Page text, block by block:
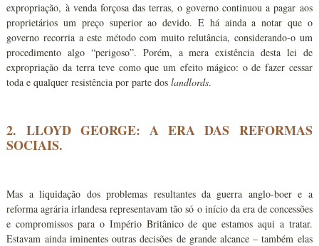
expropriação, à venda forçosa das terras, o governo continuou a pagar aos
proprietários um preço superior ao devido. E há ainda a notar que o
governo recorria a este método com muito relutância, considerando-o um
procedimento algo “perigoso”. Porém, a mera existência desta lei de
expropriação da terra teve como que um efeito mágico: o de fazer cessar
toda e qualquer resistência por parte doslandlords.
2. LLOYD GEORGE: A ERA DAS REFORMAS
SOCIAIS.
Mas a liquidação dos problemas resultantes da guerra anglo-boer e a
reforma agrária irlandesa representavam tão só o início da era de concessões
e compromissos para o Império Britânico de que estamos aqui a tratar.
Estavam ainda iminentes outras decisões de grande alcance – também elas